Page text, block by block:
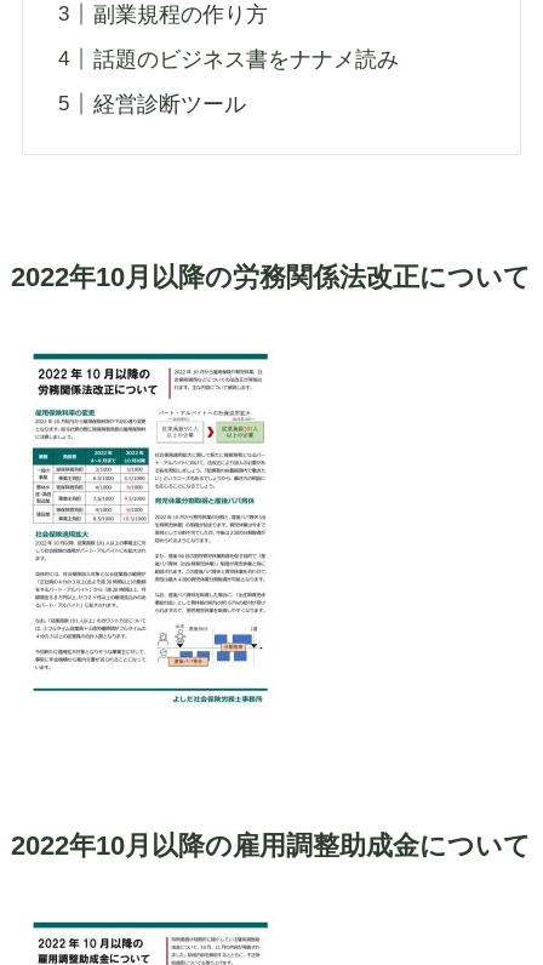
副業規程の作り方
話題のビジネス書をナナメ読み
経営診断ツール
2022年10月以降の労務関係法改正について
2022年10月以降の雇用調整助成金について